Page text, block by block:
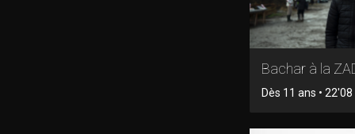
Bachar à la
Dès 11 ans •